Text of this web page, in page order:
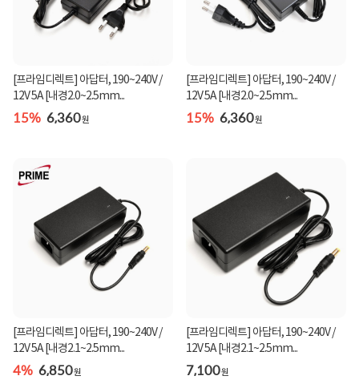
[프라임디렉트] 아답터, 190~240V /
12V 5A [내경2.0~2.5mm...
15% 6,360원
[프라임디렉트] 아답터, 190~240V /
12V 5A [내경2.0~2.5mm...
15% 6,360원
[프라임디렉트] 아답터, 190~240V /
12V 5A [내경2.1~2.5mm...
4% 6,850원
[프라임디렉트] 아답터, 190~240V /
12V 5A [내경2.1~2.5mm...
7,100원